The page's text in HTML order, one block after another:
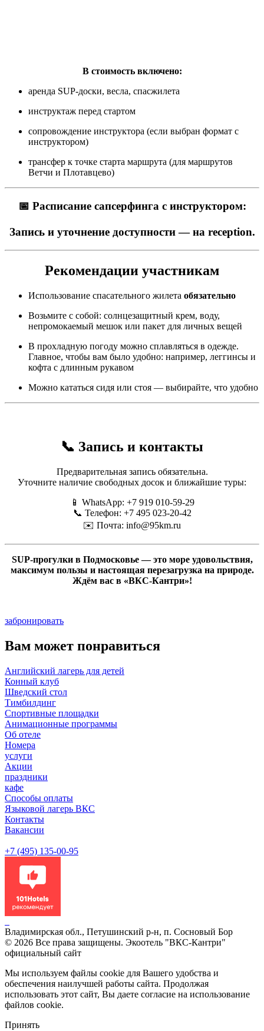
В стоимость включено:
аренда SUP-доски, весла, спасжилета
инструктаж перед стартом
сопровождение инструктора (если выбран формат с
инструктором)
трансфер к точке старта маршрута (для маршрутов
Ветчи и Плотавцево)
📅 Расписание сапсерфинга с инструктором:
Запись и уточнение доступности— на reception.
Рекомендации участникам
Использование спасательного жилета обязательно
Возьмите с собой: солнцезащитный крем, воду,
непромокаемый мешок или пакет для личных вещей
В прохладную погоду можно сплавляться в одежде.
Главное, чтобы вам было удобно: например, леггинсы и
кофта с длинным рукавом
Можно кататься сидя или стоя — выбирайте, что удобно
📞 Запись и контакты
Предварительная запись обязательна.
Уточните наличие свободных досок и ближайшие туры:
📱 WhatsApp: +7 919 010-59-29
📞 Телефон: +7 495 023-20-42
✉️ Почта: info@95km.ru
SUP-прогулки в Подмосковье — это море удовольствия,
максимум пользы и настоящая перезагрузка на природе.
Ждём вас в «ВКС-Кантри»!
забронировать
Вам может понравиться
Английский лагерь для детей
Конный клуб
Шведский стол
Тимбилдинг
Спортивные площадки
Анимационные программы
Об отеле
Номера
услуги
Акции
праздники
кафе
Способы оплаты
Языковой лагерь ВКС
Контакты
Вакансии
+7 (495) 135-00-95
Владимирская обл., Петушинский р-н, п. Сосновый Бор
© 2026 Все права защищены. Экоотель "ВКС-Кантри"
официальный сайт
Мы используем файлы cookie для Вашего удобства и
обеспечения наилучшей работы сайта. Продолжая
использовать этот сайт, Вы даете согласие на использование
файлов cookie.
Принять